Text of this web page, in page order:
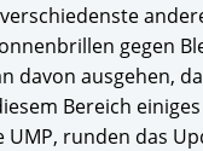
gegen
ausgehen,
Bereich
runden das